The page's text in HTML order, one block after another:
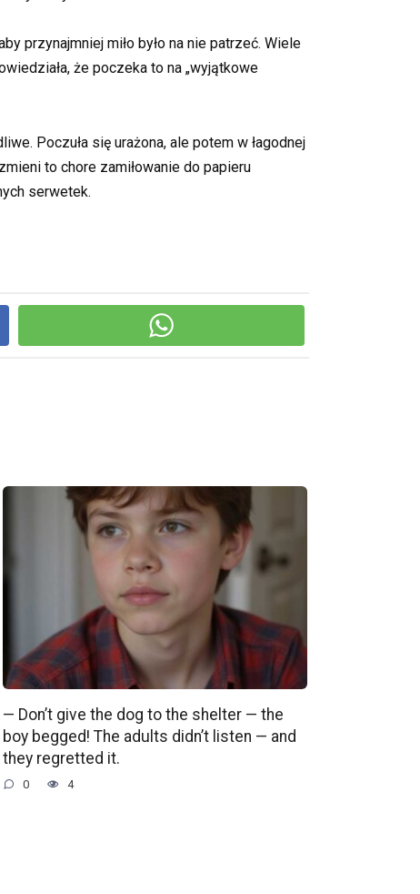
przynajmniej miło było na nie patrzeć. Wiele
że poczeka to na „wyjątkowe
Poczuła się urażona, ale potem w łagodnej
to chore zamiłowanie do papieru
serwetek.
— Don’t give the dog to the shelter — the
boy begged! The adults didn’t listen — and
they regretted it.
0 4